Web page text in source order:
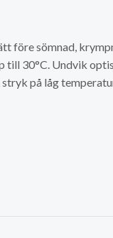
före sömnad,
till 30°C. Undvik
på låg